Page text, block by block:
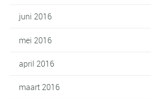
juni 2016
mei 2016
april 2016
maart 2016